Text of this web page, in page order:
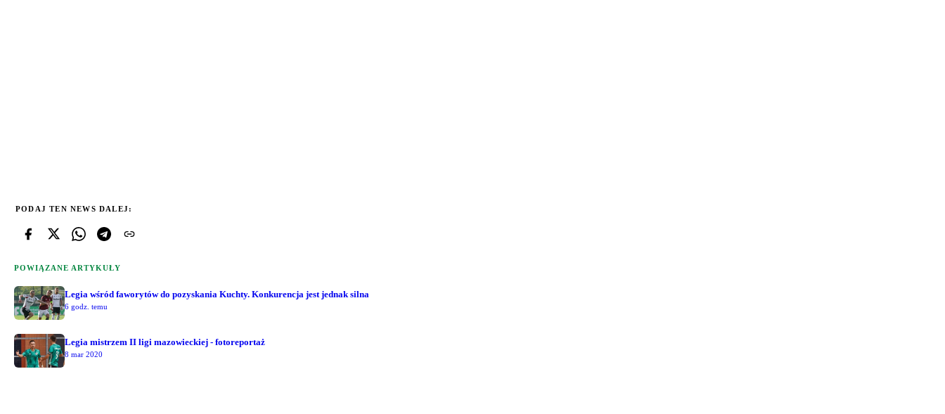
PODAJ TEN NEWS DALEJ:
POWIĄZANE ARTYKUŁY
Legia wśród faworytów do pozyskania Kuchty. Konkurencja jest jednak silna
6 godz. temu
Legia mistrzem II ligi mazowieckiej - fotoreportaż
8 mar 2020